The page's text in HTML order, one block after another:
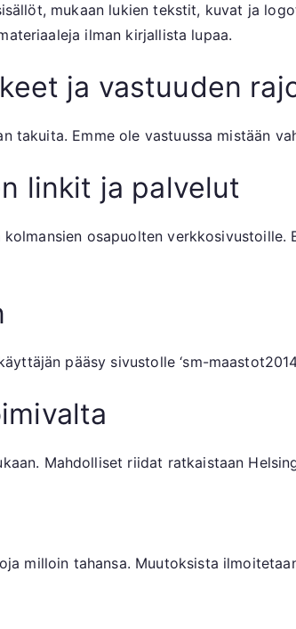
mukaan lukien tekstit, kuvat ja
ilman kirjallista lupaa.
ja vastuuden
takuita. Emme ole vastuussa mistään
linkit ja palvelut
kolmansien osapuolten
pääsy sivustolle ‘sm-
Mahdolliset riidat ratkaistaan
milloin tahansa. Muutoksista